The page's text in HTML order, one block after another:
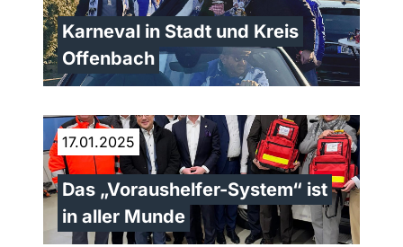
Karneval in Stadt und Kreis
Offenbach
17.01.2025
Das „Voraushelfer-System“ ist
in aller Munde